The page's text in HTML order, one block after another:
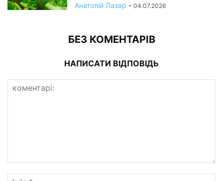
Анатолій Лазар - 04.07.2026
БЕЗ КОМЕНТАРІВ
НАПИСАТИ ВІДПОВІДЬ